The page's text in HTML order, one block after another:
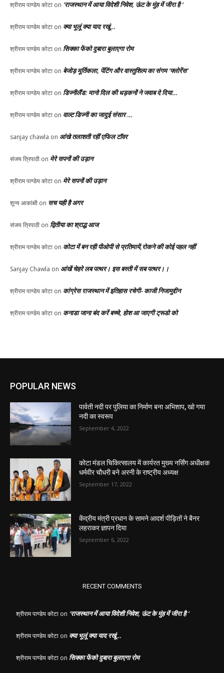
श्रीराम पाण्डेय कोटा on ‘राजस्थान में आया विदेशी निवेश, ऊंट के मुंह में जीरा है ‘
श्रीराम पाण्डेय कोटा on क्या भूलूं क्या याद रखूं…
श्रीराम पाण्डेय कोटा on सिक्का फेंको दुबारा बुलाएगा रोम
श्रीराम पाण्डेय कोटा on बेजोड़ मूर्तिकला, पेंटिंग और वास्तुशिल्प का संगम ‘फ्लोरेंस’
श्रीराम पाण्डेय कोटा on डिज्नीलैंड: मानो दिल की धड़कनों ने जवाब दे दिया…
श्रीराम पाण्डेय कोटा on वाल्ट डिज्नी का जादुई संसार …
sanjay chawla on आंखे तलाशती रहीं एफिल टॉवर
संजय त्रिपाठी on मेरे सपनों की उड़ान
श्रीराम पाण्डेय कोटा on मेरे सपनों की उड़ान
शून्य आकांक्षी on सच यही है अगर
संजय त्रिपाठी on द्वितीया का श्राद्ध आज
श्रीराम पाण्डेय कोटा on कोटा में बन रही पीओपी से प्रतिमायें,रोकने की कोई पहल नहीं
Sanjay Chawla on आंखें चेहरे लब पत्थर। इस बस्ती में सब पत्थर।।
श्रीराम पाण्डेय कोटा on कांग्रेस राजस्थान में इतिहास रचेगी- काजी निजामुद्दीन
श्रीराम पाण्डेय कोटा on कनाडा जाना बंद करें बच्चे, होश आ जाएगी ट्रूडो को
POPULAR NEWS
पार्वती नदी पर पुलिया का निर्माण बना अभिशाप, खो गया
नदी का स्वरूप
September 4, 2022
कोटा मंडल चिकित्सालय में कार्यरत मुख्य नर्सिंग अधीक्षक
धर्मवीर चौधरी बने अरनी के राष्ट्रीय अध्यक्ष
September 17, 2022
केंद्रीय मंत्री प्रधान के सामने आदर्श पीड़ितों ने बैनर
लहराकर ज्ञापन दिया
September 6, 2022
RECENT COMMENTS
श्रीराम पाण्डेय कोटा on ‘राजस्थान में आया विदेशी निवेश, ऊंट के मुंह में जीरा है ‘
श्रीराम पाण्डेय कोटा on क्या भूलूं क्या याद रखूं…
श्रीराम पाण्डेय कोटा on सिक्का फेंको दुबारा बुलाएगा रोम